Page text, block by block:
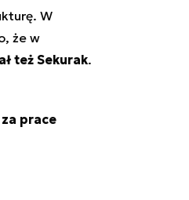
W
że w
też Sekurak.
prace